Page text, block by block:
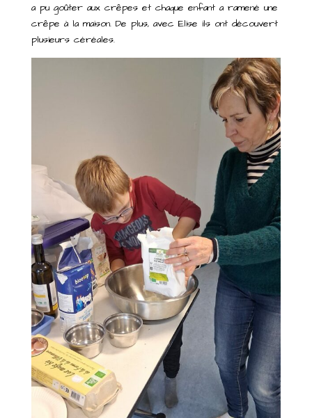
a pu goûter aux crêpes et chaque enfant a ramené une
crêpe à la maison. De plus, avec Elise ils ont découvert
plusieurs céréales.